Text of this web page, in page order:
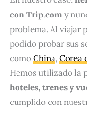
con Trip.comy
problema. Al viajar
podido probar sus
comoChina,Corea
Hemos utilizado la
hoteles, trenes y
cumplido con